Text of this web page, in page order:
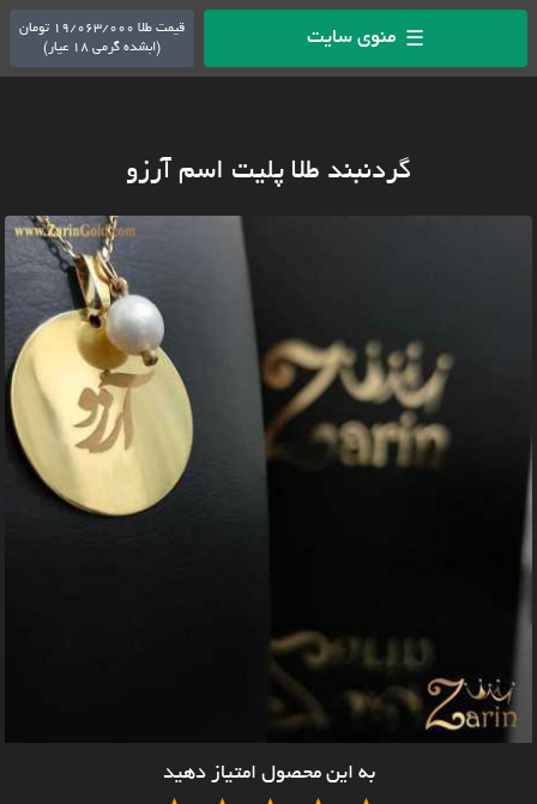
☰ منوی سایت
قیمت طلا 19/063/000 تومان
(ابشده گرمی 18 عیار)
گردنبند طلا پلیت اسم آرزو
به این محصول امتیاز دهید